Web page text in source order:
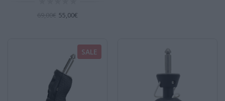
Σχοινιά κρεμαστικού σετ ρυθμιζόμενα
24"-30" - TIKI
Harness line Vario TIKI Με αυτά τα σχοινιά
κρεμαστικού μπορείτε να ρυθμίσετε το μήκος
τους την ώρ..
55,00€
SALE